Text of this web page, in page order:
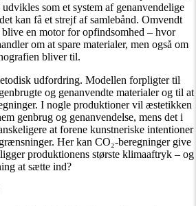
som et system af genanvendelige
kan få et strejf af samlebånd. Omvendt
en motor for opfindsomhed – hvor
om at spare materialer, men også om
bliver til.
udfordring. Modellen forpligter til
og genanvendte materialer og til at
I nogle produktioner vil æstetikken
genbrug og genanvendelse, mens det i
at forene kunstneriske intentioner
Her kan CO₂-beregninger give
produktionens største klimaaftryk – og
at sætte ind?